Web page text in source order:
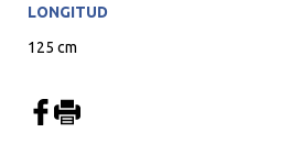
LONGITUD
125 cm